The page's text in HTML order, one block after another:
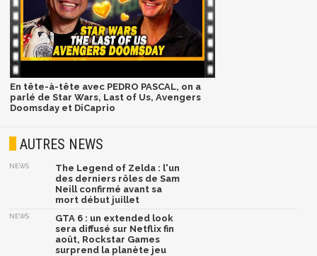
En tête-à-tête avec PEDRO PASCAL, on a
parlé de Star Wars, Last of Us, Avengers
Doomsday et DiCaprio
AUTRES NEWS
NEWS
The Legend of Zelda : l'un
des derniers rôles de Sam
Neill confirmé avant sa
mort début juillet
NEWS
GTA 6 : un extended look
sera diffusé sur Netflix fin
août, Rockstar Games
surprend la planète jeu